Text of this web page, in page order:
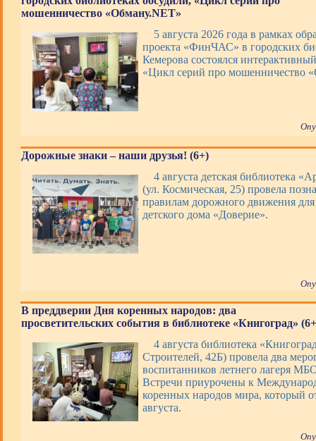
мошенничество «Обману.NET»
5 августа 2026 года в рамках
проекта «ФинЧАС» в городских
Кемерова состоялся
«Цикл серий про мошенничество
Дорожные знаки – наши друзья! (6+)
4 августа детская библиотека
(ул. Космическая, 25) провела
правилам дорожного движения
детского дома «Доверие».
В преддверии Дня коренных народов: два
просветительских события в библиотеке «Книгоград»
4 августа библиотека
Строителей, 42Б) провела два
воспитанников летнего лагеря
Встречи приурочены к
коренных народов мира, который
августа.